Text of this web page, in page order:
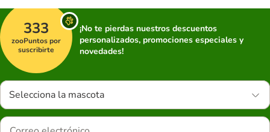
333
zooPuntos por
suscribirte
¡No te pierdas nuestros descuentos
personalizados, promociones especiales y
novedades!
Selecciona la mascota